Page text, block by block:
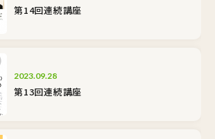
第14回連続講座
2023.09.28
第13回連続講座